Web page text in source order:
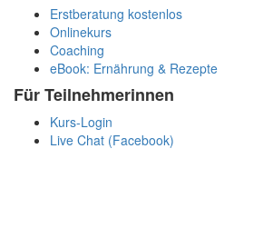
Erstberatung kostenlos
Onlinekurs
Coaching
eBook: Ernährung & Rezepte
Für Teilnehmerinnen
Kurs-Login
Live Chat (Facebook)